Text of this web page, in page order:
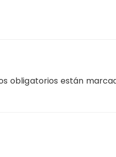
obligatorios están